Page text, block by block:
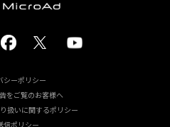
-
シーポリシー
をご覧のお客様へ
扱いに関するポリシー
信ポリシー